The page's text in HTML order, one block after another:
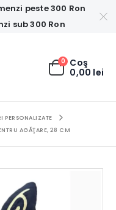
peste 300 Ron
sub 300 Ron
0 Coş
0,00 lei
PERSONALIZATE
AGĂŢARE, 28 CM